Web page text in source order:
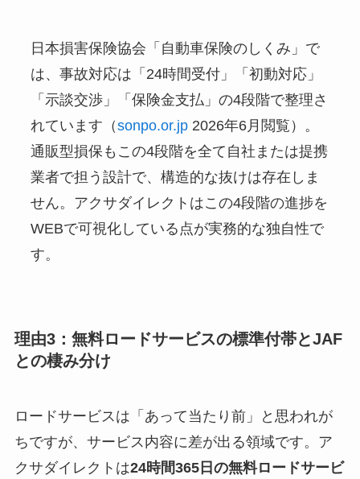
日本損害保険協会「自動車保険のしくみ」で
は、事故対応は「24時間受付」「初動対応」
「示談交渉」「保険金支払」の4段階で整理さ
れています（sonpo.or.jp2026年6月閲覧）。
通販型損保もこの4段階を全て自社または提携
業者で担う設計で、構造的な抜けは存在しま
せん。アクサダイレクトはこの4段階の進捗を
WEBで可視化している点が実務的な独自性で
す。
理由3：無料ロードサービスの標準付帯とJAF
との棲み分け
ロードサービスは「あって当たり前」と思われが
ちですが、サービス内容に差が出る領域です。ア
クサダイレクトは24時間365日の無料ロードサービ